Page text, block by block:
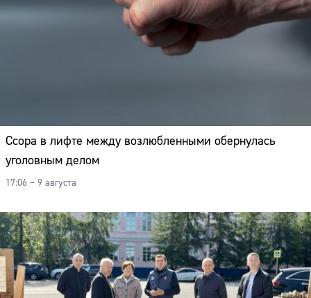
Ссора в лифте между возлюбленными обернулась
уголовным делом
17:06 – 9 августа